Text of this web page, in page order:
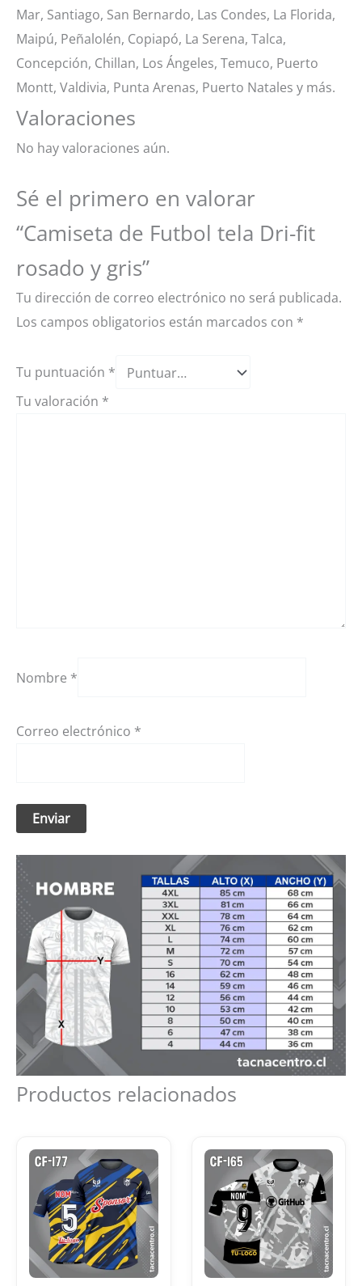
Mar, Santiago, San Bernardo, Las Condes, La Florida,
Maipú, Peñalolén, Copiapó, La Serena, Talca,
Concepción, Chillan, Los Ángeles, Temuco, Puerto
Montt, Valdivia, Punta Arenas, Puerto Natales y más.
Valoraciones
No hay valoraciones aún.
Sé el primero en valorar
“Camiseta de Futbol tela Dri-fit
rosado y gris”
Tu dirección de correo electrónico no será publicada.
Los campos obligatorios están marcados con *
Tu puntuación *
Tu valoración *
Nombre *
Correo electrónico *
Productos relacionados